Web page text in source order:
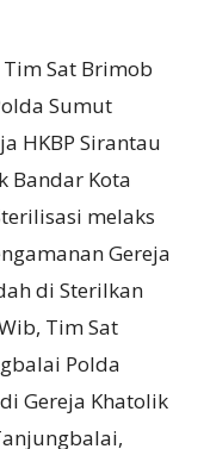
Sat Brimob
Sumut
HKBP Sirantau
Bandar Kota
melaks
Gereja
di Sterilkan
Tim Sat
Polda
Gereja Khatolik